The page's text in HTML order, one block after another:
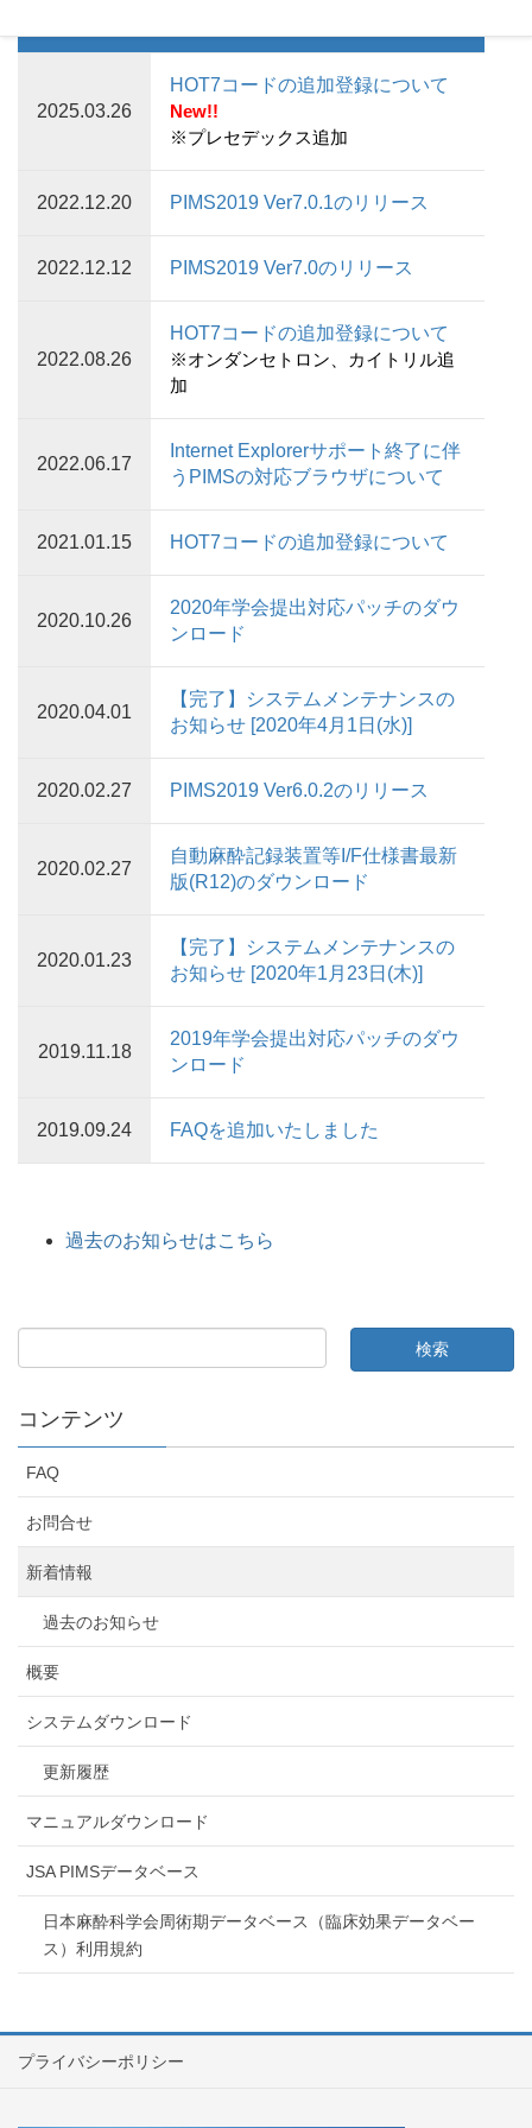
2025.03.26
HOT7コードの追加登録について
New!!
※プレセデックス追加
2022.12.20 PIMS2019 Ver7.0.1のリリース
2022.12.12 PIMS2019 Ver7.0のリリース
2022.08.26
HOT7コードの追加登録について
※オンダンセトロン、カイトリル追
加
2022.06.17
Internet Explorerサポート終了に伴
うPIMSの対応ブラウザについて
2021.01.15 HOT7コードの追加登録について
2020.10.26
2020年学会提出対応パッチのダウ
ンロード
2020.04.01
【完了】システムメンテナンスの
お知らせ [2020年4月1日(水)]
2020.02.27 PIMS2019 Ver6.0.2のリリース
2020.02.27
自動麻酔記録装置等I/F仕様書最新
版(R12)のダウンロード
2020.01.23
【完了】システムメンテナンスの
お知らせ [2020年1月23日(木)]
2019.11.18
2019年学会提出対応パッチのダウ
ンロード
2019.09.24 FAQを追加いたしました
過去のお知らせはこちら
コンテンツ
FAQ
お問合せ
新着情報
過去のお知らせ
概要
システムダウンロード
更新履歴
マニュアルダウンロード
JSA PIMSデータベース
日本麻酔科学会周術期データベース（臨床効果データベー
ス）利用規約
プライバシーポリシー